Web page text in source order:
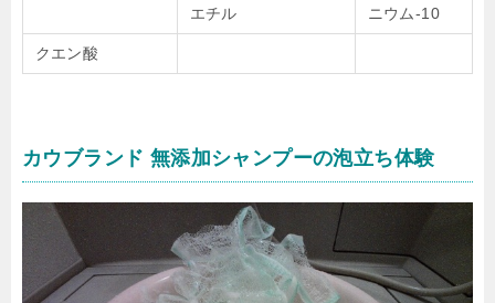
エチル
ニウム-10
クエン酸
カウブランド 無添加シャンプーの泡立ち体験